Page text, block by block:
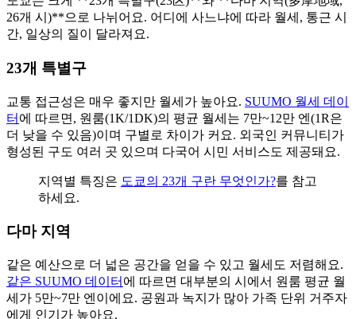
26개 시)**으로 나뉘어요. 어디에 사느냐에 따라 월세, 통근 시
간, 일상의 질이 달라져요.
23개 특별구
교통 접근성은 매우 좋지만 월세가 높아요. SUUMO 월세 데이
터 에 따르면, 원룸(1K/1DK)의 평균 월세는 7만~12만 엔(1R은
더 낮을 수 있음)이며 구별로 차이가 커요. 외국인 커뮤니티가
형성된 구도 여러 곳 있으며 다국어 시민 서비스도 제공돼요.
지역별 특징은 도쿄의 23개 구란 무엇인가?를 참고
하세요.
다마 지역
같은 예산으로 더 넓은 공간을 얻을 수 있고 월세도 저렴해요.
같은 SUUMO 데이터 에 따르면 대부분의 시에서 원룸 평균 월
세가 5만~7만 엔이에요. 공원과 녹지가 많아 가족 단위 거주자
에게 인기가 높아요.